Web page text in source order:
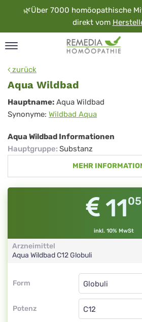
🌿Über 7000 homöopathische
direkt vom
zurück
Aqua Wildbad
Aqua
Wildbad
Hauptname: Aqua Wildbad
Synonyme: Wildbad Aqua
Aqua Wildbad Informationen
Hauptgruppe: Substanz
MEHR
1105
inkl. 10% MwSt
Arzneimittel
Aqua WildbadC12Globuli
Form
Form
Potenz
Globuli
C12